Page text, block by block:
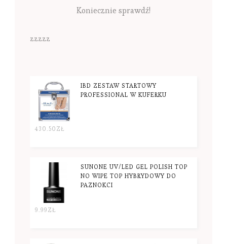
Koniecznie sprawdź!
zzzzz
IBD ZESTAW STARTOWY
PROFESSIONAL W KUFERKU
430.50 ZŁ
SUNONE UV/LED GEL POLISH TOP
NO WIPE TOP HYBRYDOWY DO
PAZNOKCI
9.99 ZŁ